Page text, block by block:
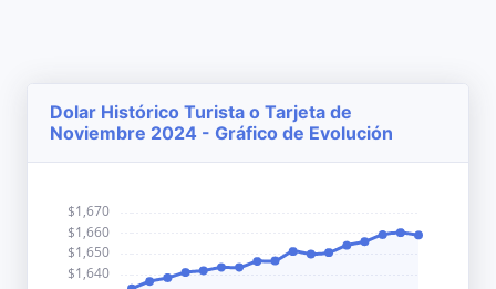
Dolar Histórico Turista o Tarjeta de
Noviembre 2024 - Gráfico de Evolución